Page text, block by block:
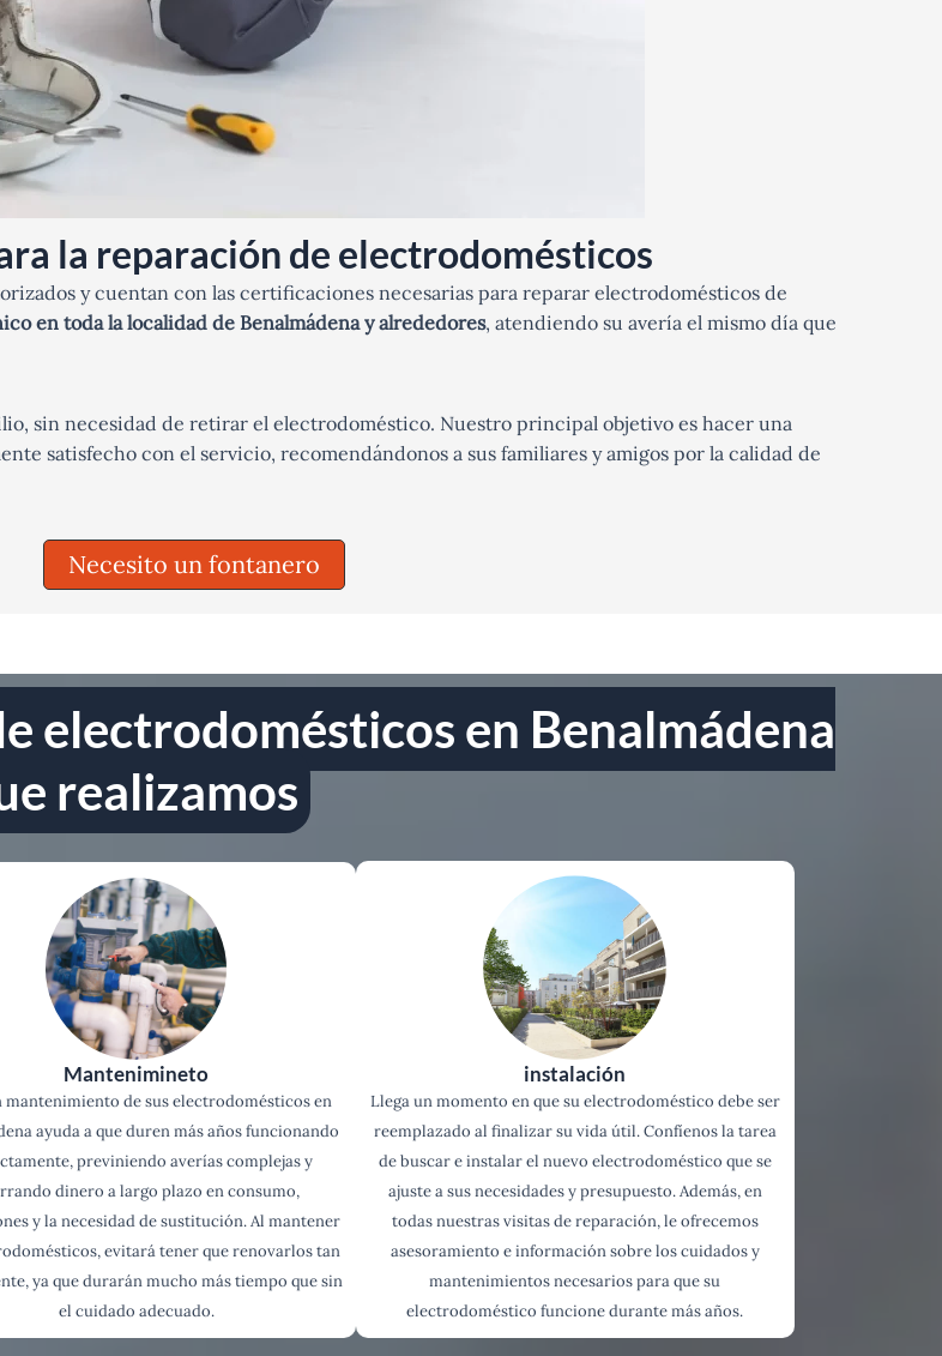
la reparación de electrodomésticos
y cuentan con las certificaciones necesarias para reparar electrodomésticos de
en toda la localidad de Benalmádena y alrededores, atendiendo su avería el mismo día que
sin necesidad de retirar el electrodoméstico. Nuestro principal objetivo es hacer una
satisfecho con el servicio, recomendándonos a sus familiares y amigos por la calidad de
Necesito un fontanero
electrodomésticos en Benalmádena
realizamos
Mantenimineto
mantenimiento de sus electrodomésticos en
ayuda a que duren más años funcionando
previniendo averías complejas y
dinero a largo plazo en consumo,
y la necesidad de sustitución. Al mantener
evitará tener que renovarlos tan
ya que durarán mucho más tiempo que sin
el cuidado adecuado.
instalación
Llega un momento en que su electrodoméstico debe ser
reemplazado al finalizar su vida útil. Confíenos la tarea
de buscar e instalar el nuevo electrodoméstico que se
ajuste a sus necesidades y presupuesto. Además, en
todas nuestras visitas de reparación, le ofrecemos
asesoramiento e información sobre los cuidados y
mantenimientos necesarios para que su
electrodoméstico funcione durante más años.